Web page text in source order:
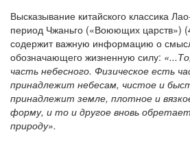
Высказывание китайского классика
период Чжаньго («Воюющих царств»)
содержит важную информацию о
обозначающего жизненную силу:
часть небесного. Физическое есть
принадлежит небесам, чистое и
принад­лежит земле, плотное и
форму, и то и другое вновь
природу».